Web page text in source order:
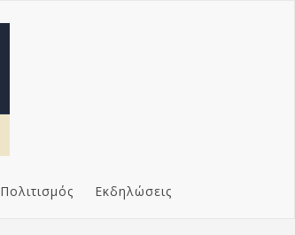
Πολιτισμός Εκδηλώσεις